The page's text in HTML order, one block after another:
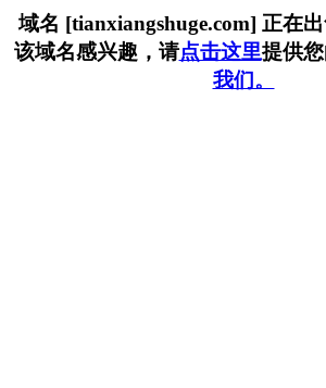
域名 [tianxiangshuge.com] 正在
该域名感兴趣，请点击这里提供
我们。